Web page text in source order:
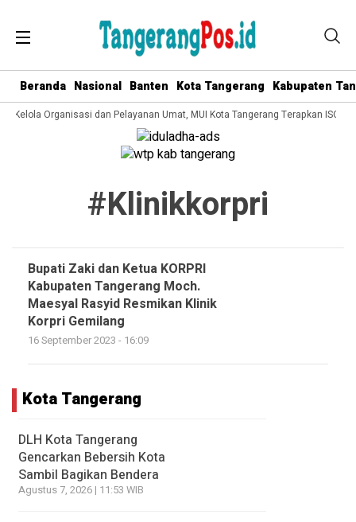
Beranda Nasional Banten Kota Tangerang Kabupaten
Kelola Organisasi dan Pelayanan Umat, MUI Kota Tangerang Terapkan ISO
#klinikkorpri
Bupati Zaki dan Ketua KORPRI
Kabupaten Tangerang Moch.
Maesyal Rasyid Resmikan Klinik
Korpri Gemilang
16 September 2023 - 16:09
Kota Tangerang
DLH Kota Tangerang
Gencarkan Bebersih Kota
Sambil Bagikan Bendera
Agustus 7, 2026 | 11:53 WIB